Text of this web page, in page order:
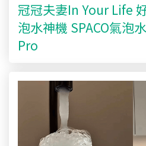
冠冠夫妻In Your Life
泡水神機 SPACO氣泡
Pro